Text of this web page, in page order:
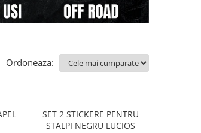
Ordoneaza:
SET 2 STICKERE PENTRU
STALPI NEGRU LUCIOS